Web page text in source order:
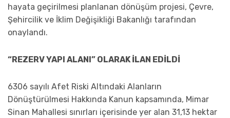
hayata geçirilmesi planlanan dönüşüm projesi, Çevre,
Şehircilik ve İklim Değişikliği Bakanlığı tarafından
onaylandı.
“REZERV YAPI ALANI” OLARAK İLAN EDİLDİ
6306 sayılı Afet Riski Altındaki Alanların
Dönüştürülmesi Hakkında Kanun kapsamında, Mimar
Sinan Mahallesi sınırları içerisinde yer alan 31,13 hektar